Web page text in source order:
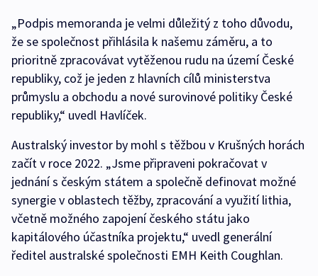
„Podpis memoranda je velmi důležitý z toho důvodu,
že se společnost přihlásila k našemu záměru, a to
prioritně zpracovávat vytěženou rudu na území České
republiky, což je jeden z hlavních cílů ministerstva
průmyslu a obchodu a nové surovinové politiky České
republiky,“ uvedl Havlíček.
Australský investor by mohl s těžbou v Krušných horách
začít v roce 2022. „Jsme připraveni pokračovat v
jednání s českým státem a společně definovat možné
synergie v oblastech těžby, zpracování a využití lithia,
včetně možného zapojení českého státu jako
kapitálového účastníka projektu,“ uvedl generální
ředitel australské společnosti EMH Keith Coughlan.